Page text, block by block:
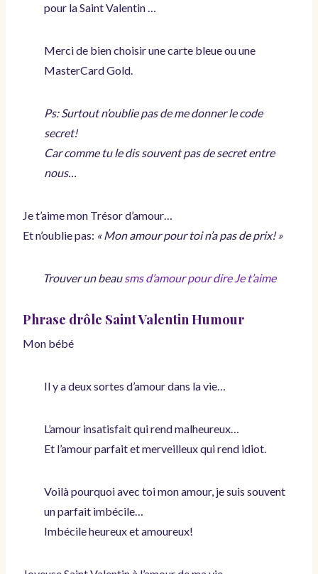
pour la Saint Valentin …
Merci de bien choisir une carte bleue ou une
MasterCard Gold.
Ps: Surtout n’oublie pas de me donner le code
secret!
Car comme tu le dis souvent pas de secret entre
nous…
Je t’aime mon Trésor d’amour…
Et n’oublie pas: « Mon amour pour toi n’a pas de prix! »
Trouver un beausms d’amour pour dire Je t’aime
Phrase drôle Saint Valentin Humour
Mon bébé
Il y a deux sortes d’amour dans la vie…
L’amour insatisfait qui rend malheureux…
Et l’amour parfait et merveilleux qui rend idiot.
Voilà pourquoi avec toi mon amour, je suis souvent
un parfait imbécile…
Imbécile heureux et amoureux!